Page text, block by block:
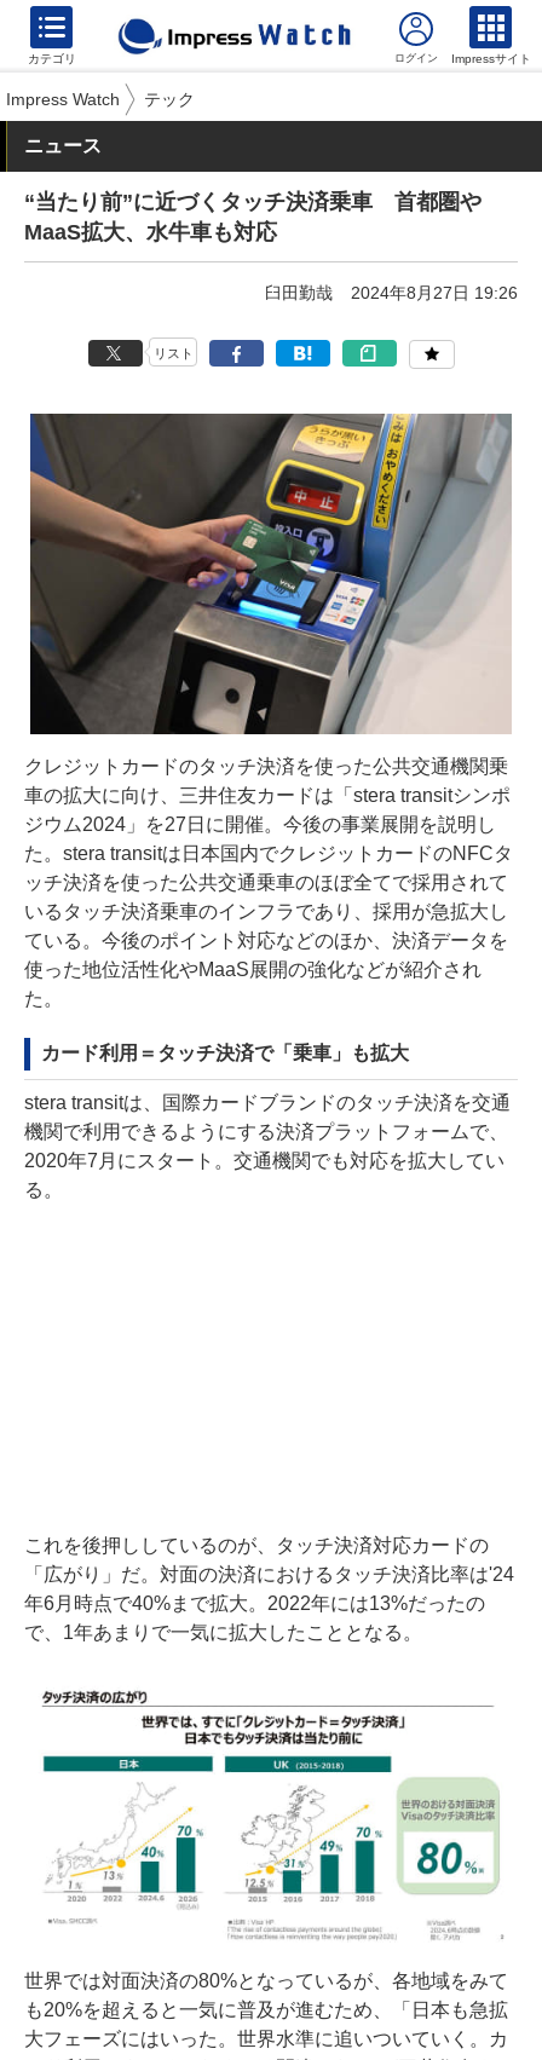
カテゴリ Impressサイト
Impress Watch テック
ニュース
“当たり前”に近づくタッチ決済乗車 首都圏や
MaaS拡大、水牛車も対応
臼田勤哉 2024年8月27日 19:26
リスト
クレジットカードのタッチ決済を使った公共交通機関乗
車の拡大に向け、三井住友カードは「stera transitシンポ
ジウム2024」を27日に開催。今後の事業展開を説明し
た。stera transitは日本国内でクレジットカードのNFCタ
ッチ決済を使った公共交通乗車のほぼ全てで採用されて
いるタッチ決済乗車のインフラであり、採用が急拡大し
ている。今後のポイント対応などのほか、決済データを
使った地位活性化やMaaS展開の強化などが紹介され
た。
カード利用＝タッチ決済で「乗車」も拡大
stera transitは、国際カードブランドのタッチ決済を交通
機関で利用できるようにする決済プラットフォームで、
2020年7月にスタート。交通機関でも対応を拡大してい
る。
これを後押ししているのが、タッチ決済対応カードの
「広がり」だ。対面の決済におけるタッチ決済比率は'24
年6月時点で40%まで拡大。2022年には13%だったの
で、1年あまりで一気に拡大したこととなる。
世界では対面決済の80%となっているが、各地域をみて
も20%を超えると一気に普及が進むため、「日本も急拡
大フェーズにはいった。世界水準に追いついていく。カ